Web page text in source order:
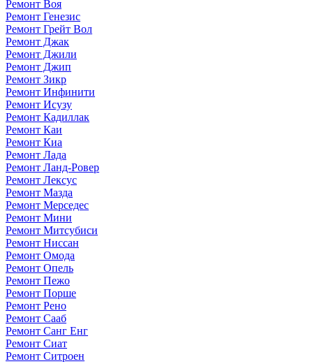
Ремонт Воя
Ремонт Генезис
Ремонт Грейт Вол
Ремонт Джак
Ремонт Джили
Ремонт Джип
Ремонт Зикр
Ремонт Инфинити
Ремонт Исузу
Ремонт Кадиллак
Ремонт Каи
Ремонт Киа
Ремонт Лада
Ремонт Ланд-Ровер
Ремонт Лексус
Ремонт Мазда
Ремонт Мерседес
Ремонт Мини
Ремонт Митсубиси
Ремонт Ниссан
Ремонт Омода
Ремонт Опель
Ремонт Пежо
Ремонт Порше
Ремонт Рено
Ремонт Сааб
Ремонт Санг Енг
Ремонт Сиат
Ремонт Ситроен